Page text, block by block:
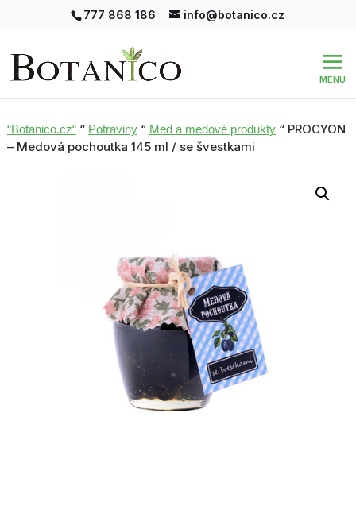
777 868 186 info@botanico.cz
“Botanico.cz““ Potraviny“ Med a medové produkty“ PROCYON
– Medová pochoutka 145 ml / se švestkami